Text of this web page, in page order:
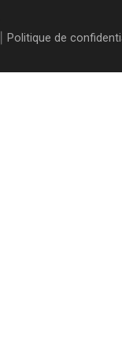
Politique de